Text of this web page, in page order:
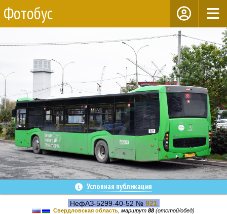
Фотобус
Условная публикация
НефАЗ-5299-40-52 № 921
Свердловская область маршрут 88 (отстой/обед)